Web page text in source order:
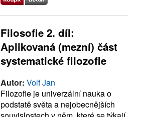
Filosofie 2. díl:
Aplikovaná (mezní) část
systematické filozofie
Autor: Volf Jan
Filozofie je univerzální nauka o
podstatě světa a nejobecnějších